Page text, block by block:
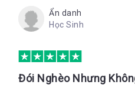
Ẩn danh
Học Sinh
Đói Nghèo Nhưng